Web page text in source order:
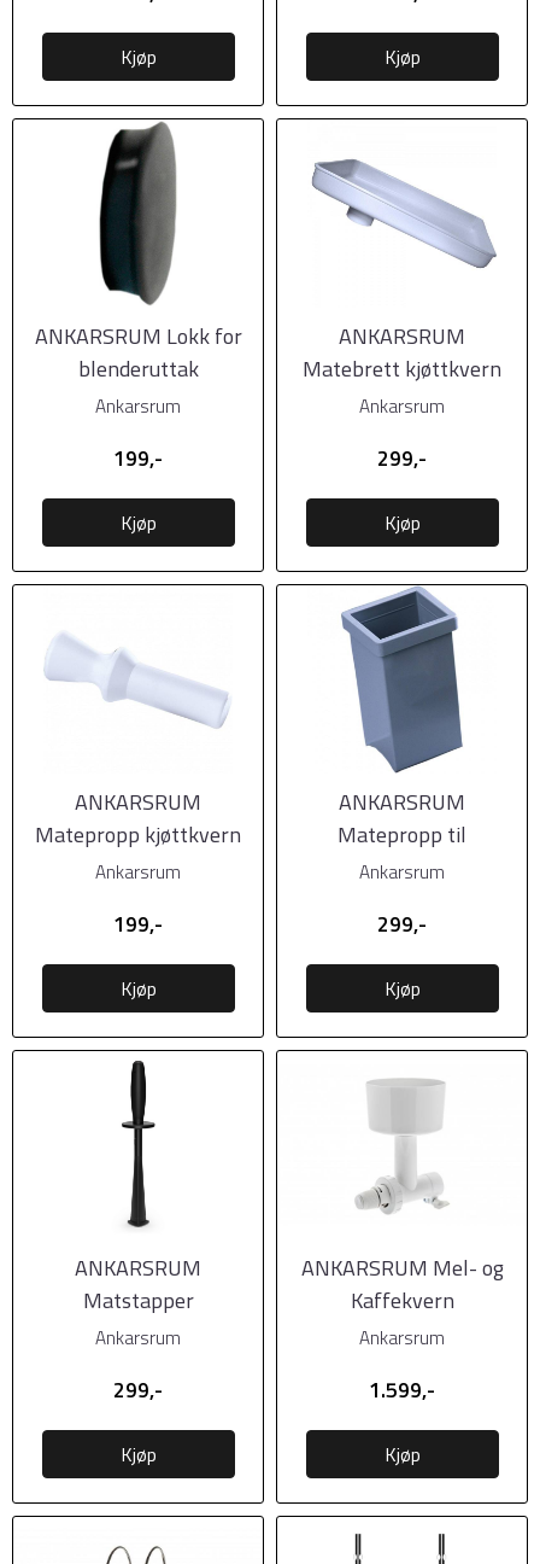
Kjøp Kjøp
ANKARSRUM Lokk for
blenderuttak
Ankarsrum
199,-
Kjøp
ANKARSRUM
Matebrett kjøttkvern
Ankarsrum
299,-
Kjøp
ANKARSRUM
Matepropp kjøttkvern
Ankarsrum
199,-
Kjøp
ANKARSRUM
Matepropp til
grønnsakskutter
Ankarsrum
299,-
Kjøp
ANKARSRUM
Matstapper
Ankarsrum
299,-
Kjøp
ANKARSRUM Mel- og
Kaffekvern
Ankarsrum
1.599,-
Kjøp